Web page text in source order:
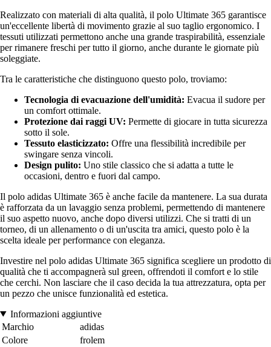
Realizzato con materiali di alta qualità, il polo Ultimate 365 garantisce
un'eccellente libertà di movimento grazie al suo taglio ergonomico. I
tessuti utilizzati permettono anche una grande traspirabilità, essenziale
per rimanere freschi per tutto il giorno, anche durante le giornate più
soleggiate.
Tra le caratteristiche che distinguono questo polo, troviamo:
Tecnologia di evacuazione dell'umidità: Evacua il sudore per
un comfort ottimale.
Protezione dai raggi UV: Permette di giocare in tutta sicurezza
sotto il sole.
Tessuto elasticizzato: Offre una flessibilità incredibile per
swingare senza vincoli.
Design pulito: Uno stile classico che si adatta a tutte le
occasioni, dentro e fuori dal campo.
Il polo adidas Ultimate 365 è anche facile da mantenere. La sua durata
è rafforzata da un lavaggio senza problemi, permettendo di mantenere
il suo aspetto nuovo, anche dopo diversi utilizzi. Che si tratti di un
torneo, di un allenamento o di un'uscita tra amici, questo polo è la
scelta ideale per performance con eleganza.
Investire nel polo adidas Ultimate 365 significa scegliere un prodotto di
qualità che ti accompagnerà sul green, offrendoti il comfort e lo stile
che cerchi. Non lasciare che il caso decida la tua attrezzatura, opta per
un pezzo che unisce funzionalità ed estetica.
Informazioni aggiuntive
Marchio
adidas
Colore
frolem